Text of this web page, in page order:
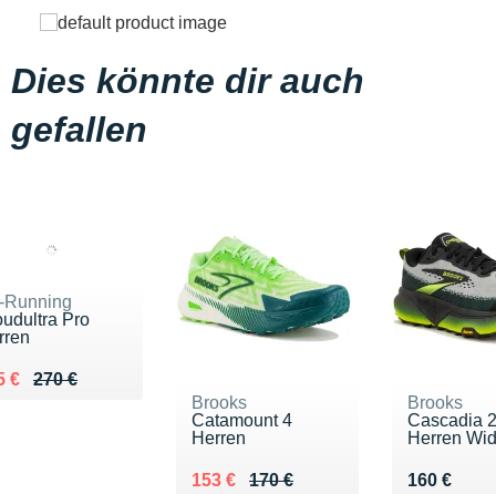
Dies könnte dir auch
gefallen
Running
Pro
270 €
de 270 €
€
215 €
Brooks
Catamount 4
Herren
170 €
Au lieu de 170 €
153 €
Vendu 153 €
Brooks
Cascadia
Herren
160 €
Vendu